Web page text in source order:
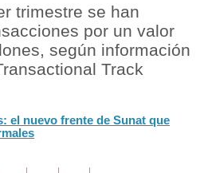
trimestre se han
por un valor
según información
Track
el nuevo frente de Sunat que